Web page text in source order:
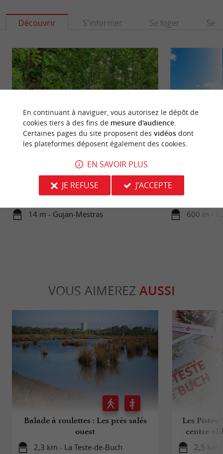
Découvrir S'informer Se loger Se
Le Parc de la Chêneraie est un bel espace vert qui
sépare les communes de Gujan-Mestras et de La-
Teste-de-Buch, ...
14 m - Gujan-Mestras
Vous êtes à
une plage
le Bassin ...
600 m -
VOUS AIMEREZ AUSSI
Balade à roulettes : Les prés salés
ouest
2,3 km - La Teste-de-Buch
Les Pistes
centre-
2,5 km
En continuant à naviguer, vous autorisez le dépôt de
cookies tiers à des fins de mesure d'audience.
Certaines pages du site proposent des vidéosdont
les plateformes déposent également des cookies.
EN SAVOIR PLUS
JE REFUSE
J'ACCEPTE